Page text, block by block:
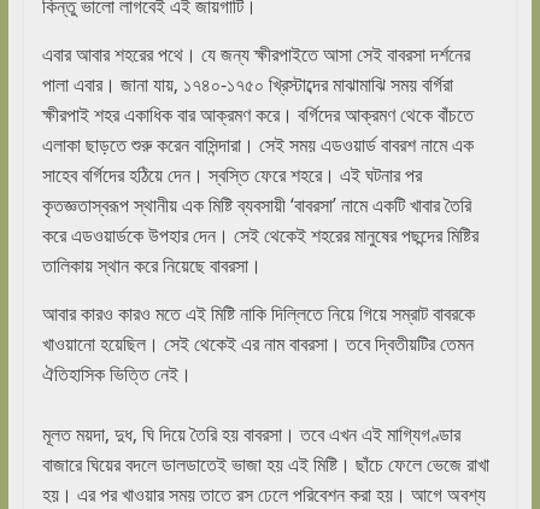
কিন্তু ভালো লাগবেই এই জায়গাটি।
এবার আবার শহরের পথে। যে জন্য ক্ষীরপাইতে আসা সেই বাবরসা দর্শনের
পালা এবার। জানা যায়, ১৭৪০-১৭৫০ খ্রিস্টাব্দের মাঝামাঝি সময় বর্গিরা
ক্ষীরপাই শহর একাধিক বার আক্রমণ করে। বর্গিদের আক্রমণ থেকে বাঁচতে
এলাকা ছাড়তে শুরু করেন বাসিন্দারা। সেই সময় এডওয়ার্ড বাবরশ নামে এক
সাহেব বর্গিদের হঠিয়ে দেন। স্বস্তি ফেরে শহরে। এই ঘটনার পর
কৃতজ্ঞতাস্বরূপ স্থানীয় এক মিষ্টি ব্যবসায়ী ‘বাবরসা’ নামে একটি খাবার তৈরি
করে এডওয়ার্ডকে উপহার দেন। সেই থেকেই শহরের মানুষের পছন্দের মিষ্টির
তালিকায় স্থান করে নিয়েছে বাবরসা।
আবার কারও কারও মতে এই মিষ্টি নাকি দিল্লিতে নিয়ে গিয়ে সম্রাট বাবরকে
খাওয়ানো হয়েছিল। সেই থেকেই এর নাম বাবরসা। তবে দ্বিতীয়টির তেমন
ঐতিহাসিক ভিত্তি নেই।
মূলত ময়দা, দুধ, ঘি দিয়ে তৈরি হয় বাবরসা। তবে এখন এই মাগ্যিগণ্ডার
বাজারে ঘিয়ের বদলে ডালডাতেই ভাজা হয় এই মিষ্টি। ছাঁচে ফেলে ভেজে রাখা
হয়। এর পর খাওয়ার সময় তাতে রস ঢেলে পরিবেশন করা হয়। আগে অবশ্য